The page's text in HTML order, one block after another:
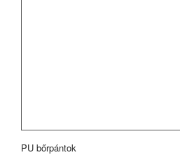
PU bőrpántok